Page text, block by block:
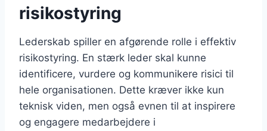
risikostyring
Lederskab spiller en afgørende rolle i effektiv
risikostyring. En stærk leder skal kunne
identificere, vurdere og kommunikere risici til
hele organisationen. Dette kræver ikke kun
teknisk viden, men også evnen til at inspirere
og engagere medarbejdere i